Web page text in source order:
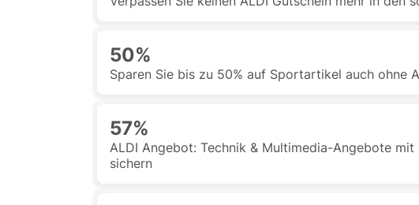
50%
Sparen Sie bis zu 50% auf Sportartikel auch ohne
57%
ALDI Angebot: Technik & Multimedia-Angebote mit
sichern